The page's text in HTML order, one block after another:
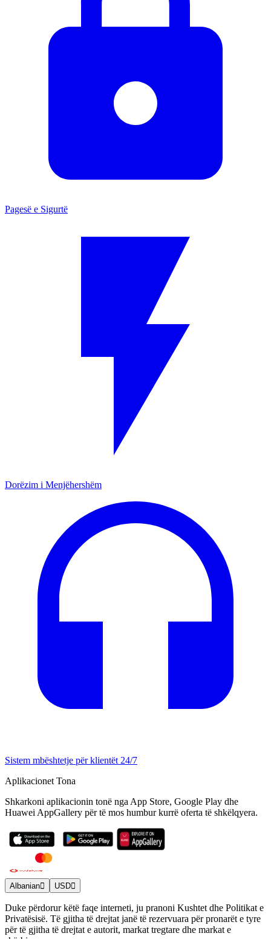
Pagesë e Sigurtë
Dorëzim i Menjëhershëm
Sistem mbështetje për klientët 24/7
Aplikacionet Tona
Shkarkoni aplikacionin tonë nga App Store, Google Play dhe
Huawei AppGallery për të mos humbur kurrë oferta të shkëlqyera.
Albanian USD
Duke përdorur këtë faqe interneti, ju pranoni Kushtet dhe Politikat e
Privatësisë. Të gjitha të drejtat janë të rezervuara për pronarët e tyre
për të gjitha të drejtat e autorit, markat tregtare dhe markat e